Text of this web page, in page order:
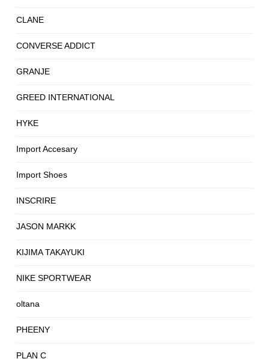
CLANE
CONVERSE ADDICT
GRANJE
GREED INTERNATIONAL
HYKE
Import Accesary
Import Shoes
INSCRIRE
JASON MARKK
KIJIMA TAKAYUKI
NIKE SPORTWEAR
oltana
PHEENY
PLAN C